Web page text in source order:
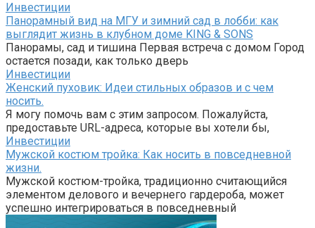
Инвестиции
Панорамный вид на МГУ и зимний сад в лобби: как
выглядит жизнь в клубном доме KING & SONS
Панорамы, сад и тишина Первая встреча с домом Город
остается позади, как только дверь
Инвестиции
Женский пуховик: Идеи стильных образов и с чем
носить.
Я могу помочь вам с этим запросом. Пожалуйста,
предоставьте URL-адреса, которые вы хотели бы,
Инвестиции
Мужской костюм тройка: Как носить в повседневной
жизни.
Мужской костюм-тройка, традиционно считающийся
элементом делового и вечернего гардероба, может
успешно интегрироваться в повседневный